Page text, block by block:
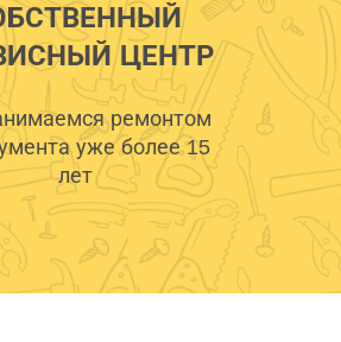
ЦЕНТР
ремонтом
уже более 15
лет